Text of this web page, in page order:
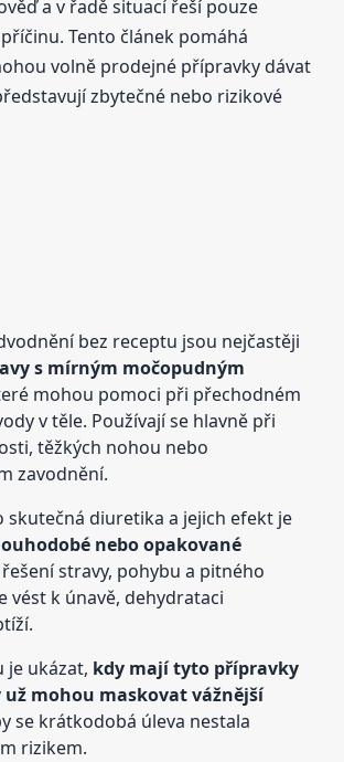
a v řadě situací řeší pouze
Tento článek pomáhá
volně prodejné přípravky dávat
zbytečné nebo rizikové
bez receptu jsou nejčastěji
s mírným močopudným
mohou pomoci při přechodném
v těle. Používají se hlavně při
těžkých nohou nebo
zavodnění.
skutečná diuretika a jejich efekt je
nebo opakované
stravy, pohybu a pitného
vést k únavě, dehydrataci
je ukázat, kdy mají tyto přípravky
už mohou maskovat vážnější
se krátkodobá úleva nestala
rizikem.